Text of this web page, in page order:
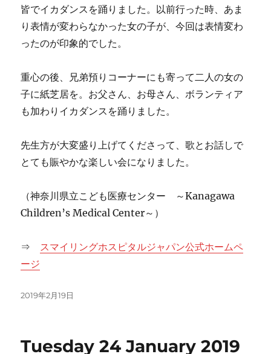
皆でイカダンスを踊りました。以前行った時、あま
り表情が変わらなかった女の子が、今回は表情変わ
ったのが印象的でした。
重心の後、兄弟預りコーナーにも寄って二人の女の
子に紙芝居を。お父さん、お母さん、ボランティア
も加わりイカダンスを踊りました。
先生方が大変盛り上げてくださって、歌とお話しで
とても賑やかな楽しい会になりました。
（神奈川県立こども医療センター ～Kanagawa
Children’s Medical Center～）
⇒ スマイリングホスピタルジャパン公式ホームペ
ージ
投
2019年2月19日
Tuesday 24 January 2019